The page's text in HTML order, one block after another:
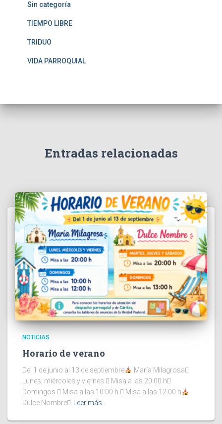
Sin categoría
TIEMPO LIBRE
TRIDUO
VIDA PARROQUIAL
Entradas relacionadas
NOTICIAS
Horario de verano
Del 1 de junio al 13 de septiembre
María Milagrosa
Lunes, miércoles y viernes  Misa a las 20:00 h
Domingos  Misa a las 10:00 h  Misa a las 12:00 h
Dulce Nombre
Leer más…